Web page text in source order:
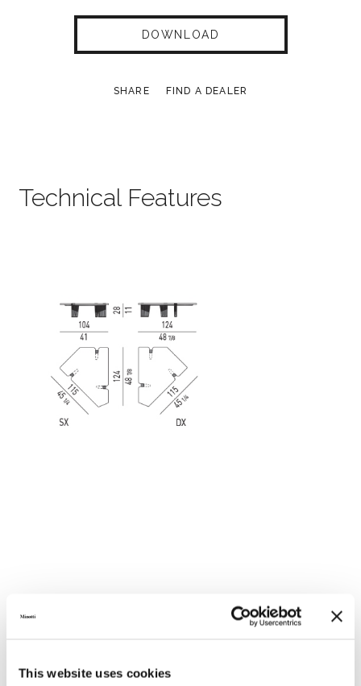
This website uses cookies
DOWNLOAD
SHARE FIND A DEALER
Technical Features